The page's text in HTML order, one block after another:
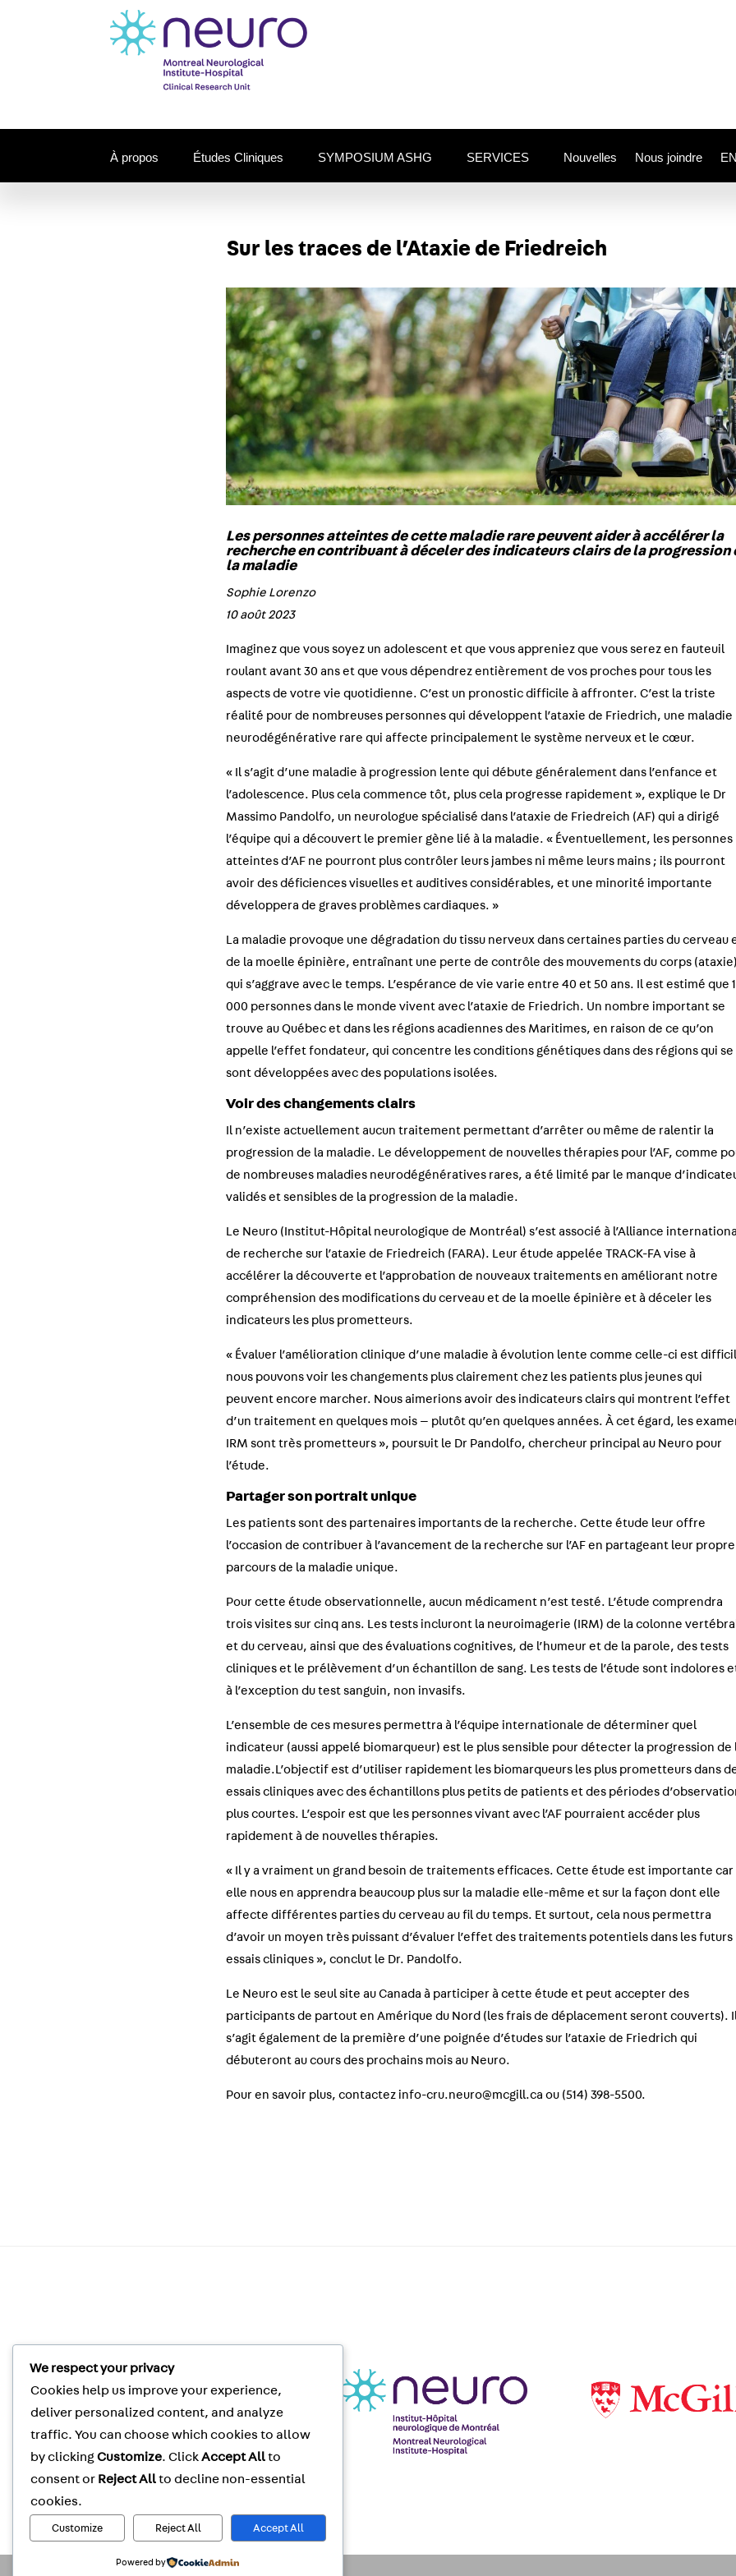
À propos Études Cliniques SYMPOSIUM ASHG SERVICES Nouvelles Nous joindre EN
Sur les traces de l’Ataxie de Friedreich
Les personnes atteintes de cette maladie rare peuvent aider à accélérer la
recherche en contribuant à déceler des indicateurs clairs de la progression
la maladie
Sophie Lorenzo
10 août 2023
Imaginez que vous soyez un adolescent et que vous appreniez que vous serez en fauteuil
roulant avant 30 ans et que vous dépendrez entièrement de vos proches pour tous les
aspects de votre vie quotidienne. C’est un pronostic difficile à affronter. C’est la triste
réalité pour de nombreuses personnes qui développent l’ataxie de Friedrich, une maladie
neurodégénérative rare qui affecte principalement le système nerveux et le cœur.
« Il s’agit d’une maladie à progression lente qui débute généralement dans l’enfance et
l’adolescence. Plus cela commence tôt, plus cela progresse rapidement », explique le Dr
Massimo Pandolfo, un neurologue spécialisé dans l’ataxie de Friedreich (AF) qui a dirigé
l’équipe qui a découvert le premier gène lié à la maladie. « Éventuellement, les personnes
atteintes d’AF ne pourront plus contrôler leurs jambes ni même leurs mains ; ils pourront
avoir des déficiences visuelles et auditives considérables, et une minorité importante
développera de graves problèmes cardiaques. »
La maladie provoque une dégradation du tissu nerveux dans certaines parties du cerveau
de la moelle épinière, entraînant une perte de contrôle des mouvements du corps
qui s’aggrave avec le temps. L’espérance de vie varie entre 40 et 50 ans. Il est estimé que
000 personnes dans le monde vivent avec l’ataxie de Friedrich. Un nombre important se
trouve au Québec et dans les régions acadiennes des Maritimes, en raison de ce qu’on
appelle l’effet fondateur, qui concentre les conditions génétiques dans des régions qui se
sont développées avec des populations isolées.
Voir des changements clairs
Il n’existe actuellement aucun traitement permettant d’arrêter ou même de ralentir la
progression de la maladie. Le développement de nouvelles thérapies pour l’AF, comme
de nombreuses maladies neurodégénératives rares, a été limité par le manque
validés et sensibles de la progression de la maladie.
Le Neuro (Institut-Hôpital neurologique de Montréal) s’est associé à l’Alliance
de recherche sur l’ataxie de Friedreich (FARA). Leur étude appelée TRACK-FA vise à
accélérer la découverte et l’approbation de nouveaux traitements en améliorant notre
compréhension des modifications du cerveau et de la moelle épinière et à déceler les
indicateurs les plus prometteurs.
« Évaluer l’amélioration clinique d’une maladie à évolution lente comme celle-ci est
nous pouvons voir les changements plus clairement chez les patients plus jeunes qui
peuvent encore marcher. Nous aimerions avoir des indicateurs clairs qui montrent l’effet
d’un traitement en quelques mois — plutôt qu’en quelques années. À cet égard, les
IRM sont très prometteurs », poursuit le Dr Pandolfo, chercheur principal au Neuro pour
l’étude.
Partager son portrait unique
Les patients sont des partenaires importants de la recherche. Cette étude leur offre
l’occasion de contribuer à l’avancement de la recherche sur l’AF en partageant leur propre
parcours de la maladie unique.
Pour cette étude observationnelle, aucun médicament n’est testé. L’étude comprendra
trois visites sur cinq ans. Les tests incluront la neuroimagerie (IRM) de la colonne
et du cerveau, ainsi que des évaluations cognitives, de l’humeur et de la parole, des tests
cliniques et le prélèvement d’un échantillon de sang. Les tests de l’étude sont indolores
à l’exception du test sanguin, non invasifs.
L’ensemble de ces mesures permettra à l’équipe internationale de déterminer quel
indicateur (aussi appelé biomarqueur) est le plus sensible pour détecter la progression de
maladie.L’objectif est d’utiliser rapidement les biomarqueurs les plus prometteurs dans
essais cliniques avec des échantillons plus petits de patients et des périodes
plus courtes. L’espoir est que les personnes vivant avec l’AF pourraient accéder plus
rapidement à de nouvelles thérapies.
« Il y a vraiment un grand besoin de traitements efficaces. Cette étude est importante car
elle nous en apprendra beaucoup plus sur la maladie elle-même et sur la façon dont elle
affecte différentes parties du cerveau au fil du temps. Et surtout, cela nous permettra
d’avoir un moyen très puissant d’évaluer l’effet des traitements potentiels dans les futurs
essais cliniques », conclut le Dr. Pandolfo.
Le Neuro est le seul site au Canada à participer à cette étude et peut accepter des
participants de partout en Amérique du Nord (les frais de déplacement seront couverts).
s’agit également de la première d’une poignée d’études sur l’ataxie de Friedrich qui
débuteront au cours des prochains mois au Neuro.
Pour en savoir plus, contactez info-cru.neuro@mcgill.ca ou (514) 398-5500.
Unité de recherche clinique |
Clinical Research Unit
Le Neuro | The Neuro
Montréal, QC, CANADA H3A 2B4
: (514) 398-5500
Clinical TrialsFax: (514) 398-8576
We respect your privacy
Cookies help us improve your experience,
deliver personalized content, and analyze
traffic. You can choose which cookies to allow
by clickingCustomize. ClickAccept Allto
consent or Reject Allto decline non-essential
cookies.
Customize Reject All Accept All
Powered by